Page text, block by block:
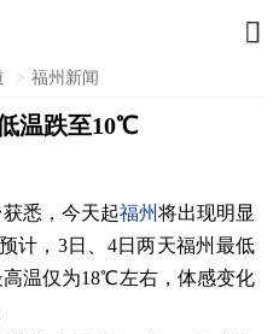

> 福州新闻
温跌至10℃
悉，今天起福州将出现明显
计，3日、4日两天福州最低
温仅为18℃左右，体感变化